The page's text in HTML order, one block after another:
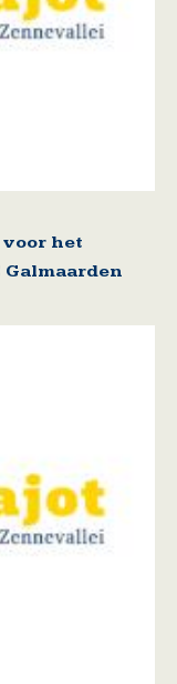
het
Galmaarden